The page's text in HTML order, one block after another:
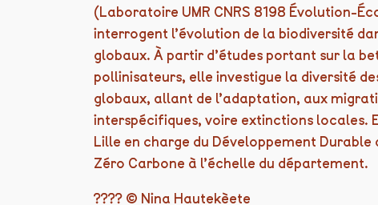
(Laboratoire UMR CNRS 8198 Évolution-
interrogent l’évolution de la biodiversité
globaux. À partir d’études portant sur la
pollinisateurs, elle investigue la diversité
globaux, allant de l’adaptation, aux
interspécifiques, voire extinctions locales.
Lille en charge du Développement
Zéro Carbone à l’échelle du département.
???? © Nina Hautekèete